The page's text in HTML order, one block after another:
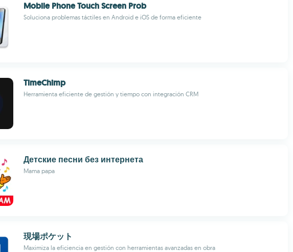
Mobile Phone Touch Screen Prob
Soluciona problemas táctiles en Android e iOS de forma eficiente
TimeChimp
Herramienta eficiente de gestión y tiempo con integración CRM
Детские песни без интернета
Mama papa
現場ポケット
Maximiza la eficiencia en gestión con herramientas avanzadas en obra